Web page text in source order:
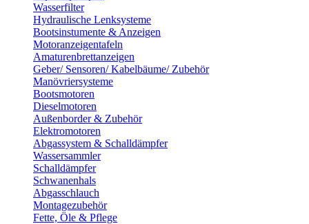
Wasserfilter
Hydraulische Lenksysteme
Bootsinstumente & Anzeigen
Motoranzeigentafeln
Amaturenbrettanzeigen
Geber/ Sensoren/ Kabelbäume/ Zubehör
Manövriersysteme
Bootsmotoren
Dieselmotoren
Außenborder & Zubehör
Elektromotoren
Abgassystem & Schalldämpfer
Wassersammler
Schalldämpfer
Schwanenhals
Abgasschlauch
Montagezubehör
Fette, Öle & Pflege